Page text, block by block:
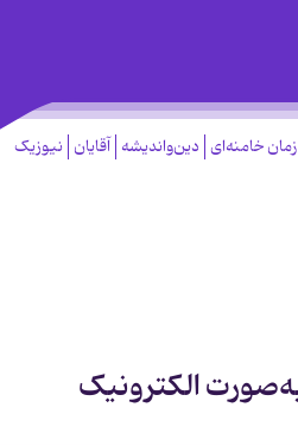
زمان خامنه‌ای دین‌واندیشه آقایان نیوزیک